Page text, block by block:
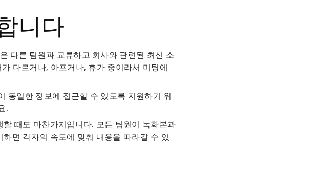
니다
다른 팀원과 교류하고 회사와 관련된 최신 소
다르거나, 아프거나, 휴가 중이라서 미팅에
동일한 정보에 접근할 수 있도록 지원하기 위
.
때도 마찬가지입니다. 모든 팀원이 녹화본과
면 각자의 속도에 맞춰 내용을 따라갈 수 있